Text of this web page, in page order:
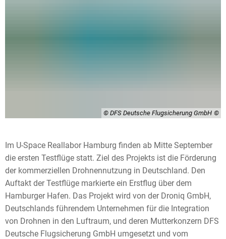
© DFS Deutsche Flugsicherung GmbH
Im U-Space Reallabor Hamburg finden ab Mitte September
die ersten Testflüge statt. Ziel des Projekts ist die Förderung
der kommerziellen Drohnennutzung in Deutschland. Den
Auftakt der Testflüge markierte ein Erstflug über dem
Hamburger Hafen. Das Projekt wird von der Droniq GmbH,
Deutschlands führendem Unternehmen für die Integration
von Drohnen in den Luftraum, und deren Mutterkonzern DFS
Deutsche Flugsicherung GmbH umgesetzt und vom